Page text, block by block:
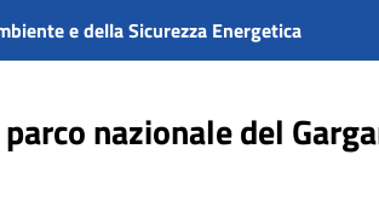
e della Sicurezza Energetica
nazionale del